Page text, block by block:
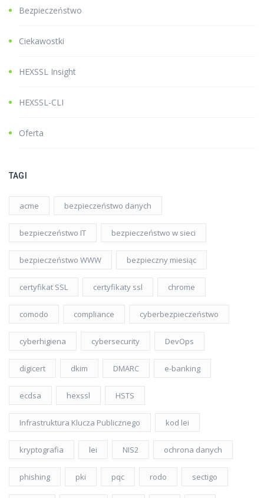
Bezpieczeństwo
Ciekawostki
HEXSSL Insight
HEXSSL-CLI
Oferta
TAGI
acme bezpieczeństwo danych
bezpieczeństwo IT bezpieczeństwo w sieci
bezpieczeństwo WWW bezpieczny miesiąc
certyfikat SSL certyfikaty ssl chrome
comodo compliance cyberbezpieczeństwo
cyberhigiena cybersecurity DevOps
digicert dkim DMARC e-banking
ecdsa hexssl HSTS
Infrastruktura Klucza Publicznego kod lei
kryptografia lei NIS2 ochrona danych
phishing pki pqc rodo sectigo